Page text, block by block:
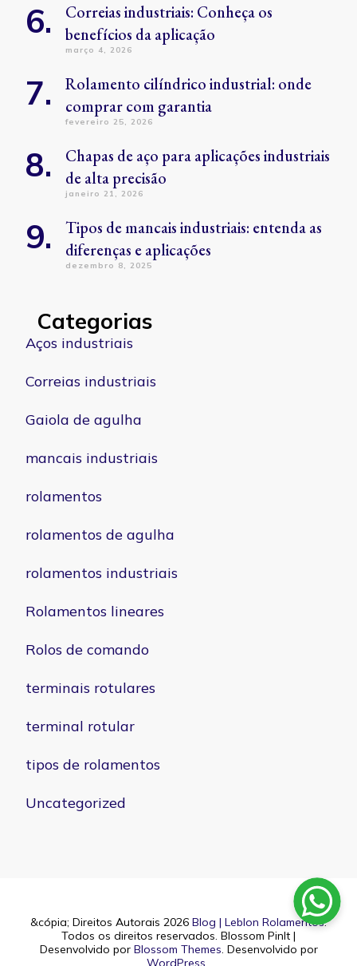
Correias industriais: Conheça os
benefícios da aplicação
março 4, 2026
Rolamento cilíndrico industrial: onde
comprar com garantia
fevereiro 25, 2026
Chapas de aço para aplicações industriais
de alta precisão
janeiro 21, 2026
Tipos de mancais industriais: entenda as
diferenças e aplicações
dezembro 8, 2025
Categorias
Aços industriais
Correias industriais
Gaiola de agulha
mancais industriais
rolamentos
rolamentos de agulha
rolamentos industriais
Rolamentos lineares
Rolos de comando
terminais rotulares
terminal rotular
tipos de rolamentos
Uncategorized
&cópia; Direitos Autorais 2026 Blog | Leblon Rolamentos.
Todos os direitos reservados. Blossom PinIt |
Desenvolvido por Blossom Themes . Desenvolvido por
WordPress